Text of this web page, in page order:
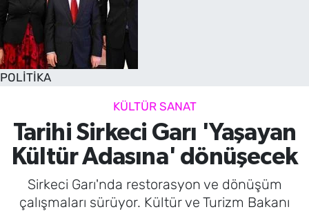
POLİTİKA
KÜLTÜR SANAT
Tarihi Sirkeci Garı 'Yaşayan
Kültür Adasına' dönüşecek
Sirkeci Garı'nda restorasyon ve dönüşüm
çalışmaları sürüyor. Kültür ve Turizm Bakanı